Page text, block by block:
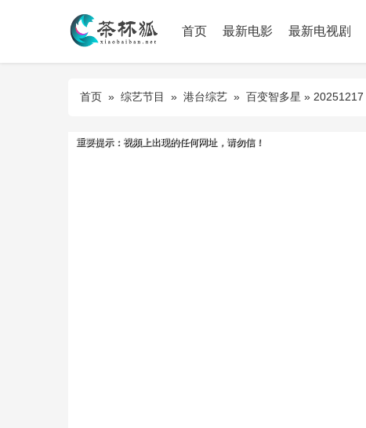
首页 最新电影 最新电视剧
首页 » 综艺节目 » 港台综艺 » 百变智多星 » 20251217